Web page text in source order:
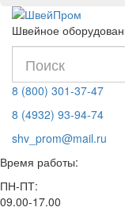
Швейное
8 (800) 301-37-47
8 (4932) 93-94-74
shv_prom@mail.ru
Время работы:
ПН-ПТ:
09.00-17.00